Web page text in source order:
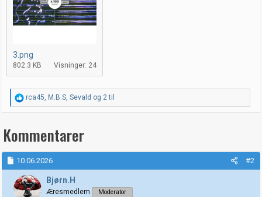
3.png
802.3 KB Visninger: 24
R
e
a
s
j
o
n
e
r
:
rca45, M.B.S, Sevald og 2 til
Kommentarer
10.06.2026 #2
Bjørn.H
Æresmedlem Moderator